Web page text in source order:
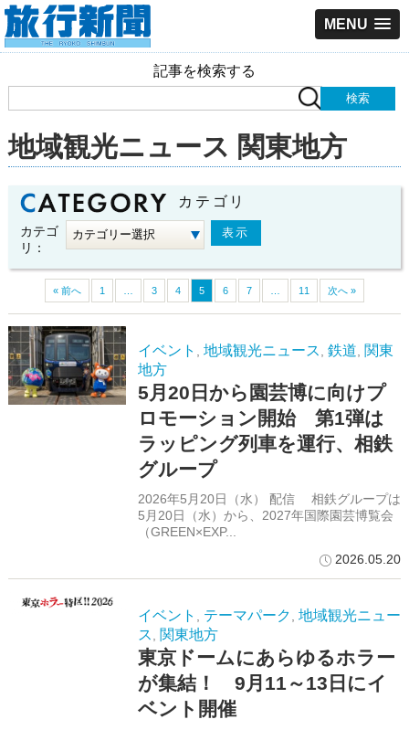
MENU
記事を検索する
地域観光ニュース 関東地方
カテゴリ
カテゴ
リ：
« 前へ 1 3 4 5 6 7 11 次へ »
イベント , 地域観光ニュース, 鉄道, 関東
地方
5月20日から園芸博に向けプ
ロモーション開始 第1弾は
ラッピング列車を運行、相鉄
グループ
2026年5月20日（水） 配信 相鉄グループは
5月20日（水）から、2027年国際園芸博覧会
（GREEN×EXP...
2026.05.20
イベント , テーマパーク, 地域観光ニュー
ス, 関東地方
東京ドームにあらゆるホラー
が集結！ 9月11～13日にイ
ベント開催